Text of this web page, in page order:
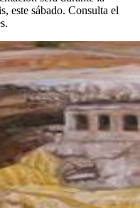
este sábado. Consulta el